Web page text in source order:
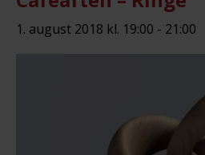
1. august 2018 kl. 19:00 - 21:00